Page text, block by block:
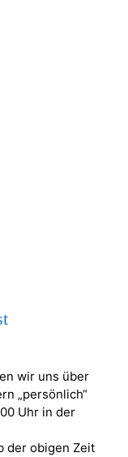
wir uns über
„persönlich“
Uhr in der
der obigen Zeit